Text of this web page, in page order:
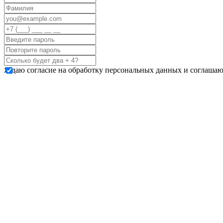
Я даю согласие на обработку персональных данных и